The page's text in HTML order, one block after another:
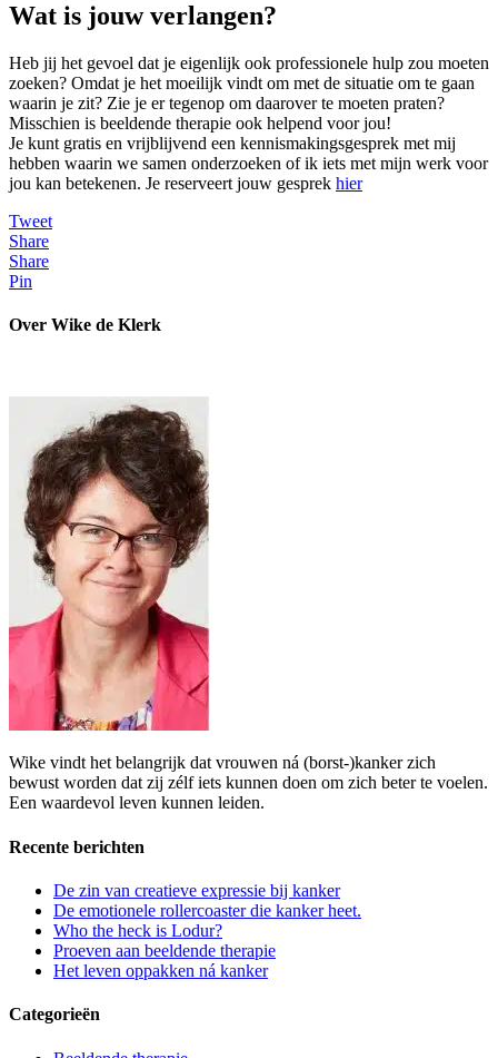
Wat is jouw verlangen?
Heb jij het gevoel dat je eigenlijk ook professionele hulp zou moeten
zoeken? Omdat je het moeilijk vindt om met de situatie om te gaan
waarin je zit? Zie je er tegenop om daarover te moeten praten?
Misschien is beeldende therapie ook helpend voor jou!
Je kunt gratis en vrijblijvend een kennismakingsgesprek met mij
hebben waarin we samen onderzoeken of ik iets met mijn werk voor
jou kan betekenen. Je reserveert jouw gesprek hier
Tweet
Share
Share
Pin
Over Wike de Klerk
Wike vindt het belangrijk dat vrouwen ná (borst-)kanker zich
bewust worden dat zij zélf iets kunnen doen om zich beter te voelen.
Een waardevol leven kunnen leiden.
Recente berichten
De zin van creatieve expressie bij kanker
De emotionele rollercoaster die kanker heet.
Who the heck is Lodur?
Proeven aan beeldende therapie
Het leven oppakken ná kanker
Categorieën